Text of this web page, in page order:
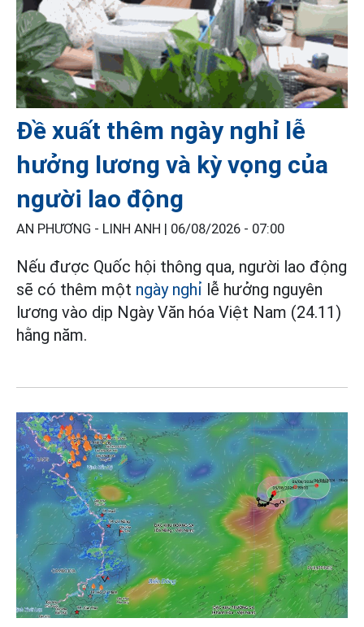
Đề xuất thêm ngày nghỉ lễ
hưởng lương và kỳ vọng của
người lao động
AN PHƯƠNG - LINH ANH | 06/08/2026 - 07:00
Nếu được Quốc hội thông qua, người lao động
sẽ có thêm một ngày nghỉ lễ hưởng nguyên
lương vào dịp Ngày Văn hóa Việt Nam (24.11)
hằng năm.